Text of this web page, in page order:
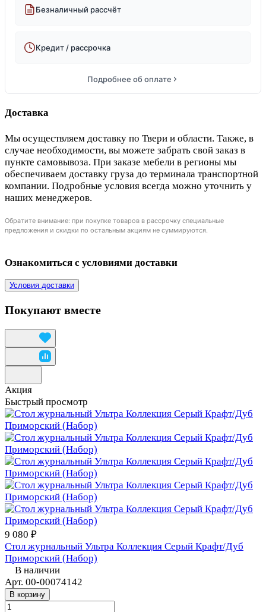
Безналичный рассчёт
Кредит / рассрочка
Подробнее об оплате
Доставка
Мы осуществляем доставку по Твери и области. Также, в
случае необходимости, вы можете забрать свой заказ в
пункте самовывоза. При заказе мебели в регионы мы
обеспечиваем доставку груза до терминала транспортной
компании. Подробные условия всегда можно уточнить у
наших менеджеров.
Обратите внимание: при покупке товаров в рассрочку специальные
предложения и скидки по остальным акциям не суммируются.
Ознакомиться с условиями доставки
Условия доставки
Покупают вместе
Акция
Быстрый просмотр
9 080 ₽
Стол журнальный Ультра Коллекция Серый Крафт/Дуб
Приморский (Набор)
В наличии
Арт. 00-00074142
В корзину